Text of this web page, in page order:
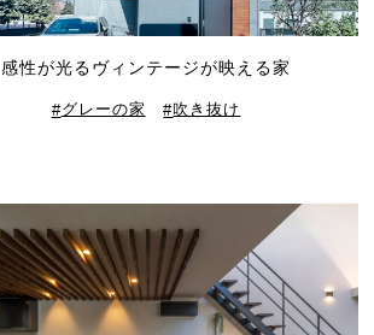
感性が光るヴィンテージが映える家
グレーの家 吹き抜け